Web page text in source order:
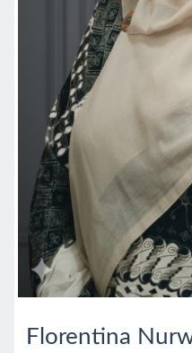
Florentina